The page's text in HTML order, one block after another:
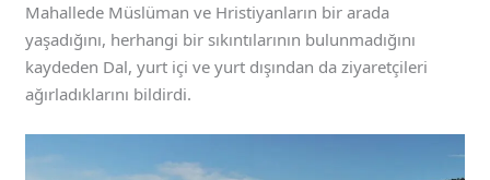
Mahallede Müslüman ve Hristiyanların bir arada
yaşadığını, herhangi bir sıkıntılarının bulunmadığını
kaydeden Dal, yurt içi ve yurt dışından da ziyaretçileri
ağırladıklarını bildirdi.